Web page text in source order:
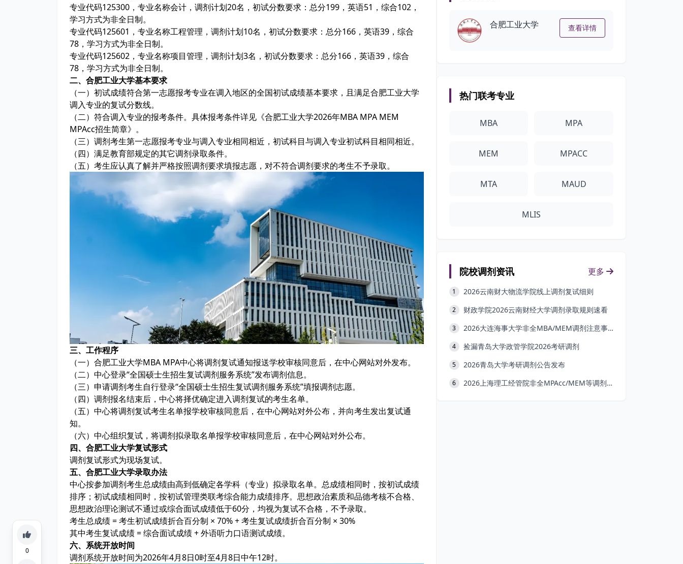
专业代码125300，专业名称会计，调剂计划20名，初试分数要求：总分199，英语51，综合102，
学习方式为非全日制。
专业代码125601，专业名称工程管理，调剂计划10名，初试分数要求：总分166，英语39，综合
78，学习方式为非全日制。
专业代码125602，专业名称项目管理，调剂计划3名，初试分数要求：总分166，英语39，综合
78，学习方式为非全日制。
二、合肥工业大学基本要求
（一）初试成绩符合第一志愿报考专业在调入地区的全国初试成绩基本要求，且满足合肥工业大学
调入专业的复试分数线。
（二）符合调入专业的报考条件。具体报考条件详见《合肥工业大学2026年MBA MPA MEM
MPAcc招生简章》。
（三）调剂考生第一志愿报考专业与调入专业相同相近，初试科目与调入专业初试科目相同相近。
（四）满足教育部规定的其它调剂录取条件。
（五）考生应认真了解并严格按照调剂要求填报志愿，对不符合调剂要求的考生不予录取。
三、工作程序
（一）合肥工业大学MBA MPA中心将调剂复试通知报送学校审核同意后，在中心网站对外发布。
（二）中心登录“全国硕士生招生复试调剂服务系统”发布调剂信息。
（三）申请调剂考生自行登录“全国硕士生招生复试调剂服务系统”填报调剂志愿。
（四）调剂报名结束后，中心将择优确定进入调剂复试的考生名单。
（五）中心将调剂复试考生名单报学校审核同意后，在中心网站对外公布，并向考生发出复试通
知。
（六）中心组织复试，将调剂拟录取名单报学校审核同意后，在中心网站对外公布。
四、合肥工业大学复试形式
调剂复试形式为现场复试。
五、合肥工业大学录取办法
中心按参加调剂考生总成绩由高到低确定各学科（专业）拟录取名单。总成绩相同时，按初试成绩
排序；初试成绩相同时，按初试管理类联考综合能力成绩排序。思想政治素质和品德考核不合格、
思想政治理论测试不通过或综合面试成绩低于60分，均视为复试不合格，不予录取。
考生总成绩 = 考生初试成绩折合百分制 × 70% + 考生复试成绩折合百分制 × 30%
其中考生复试成绩 = 综合面试成绩 + 外语听力口语测试成绩。
六、系统开放时间
调剂系统开放时间为2026年4月8日0时至4月8日中午12时。
合肥工业大学 查看详情
热门联考专业
MBA MPA
MEM MPACC
MTA MAUD
MLIS
院校调剂资讯 更多
1 2026云南财大物流学院线上调剂复试细则
2 财政学院2026云南财经大学调剂录取规则速看
3 2026大连海事大学非全MBA/MEM调剂注意事项
4 捡漏青岛大学政管学院2026考研调剂
5 2026青岛大学考研调剂公告发布
6 2026上海理工经管院非全MPAcc/MEM等调剂条件
0